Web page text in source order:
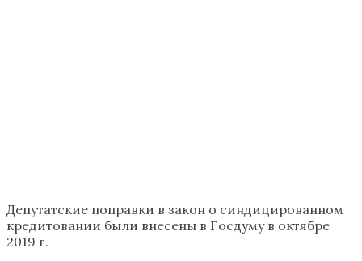
Депутатские поправки в закон о синдицированном
кредитовании были внесены в Госдуму в октябре
2019 г.